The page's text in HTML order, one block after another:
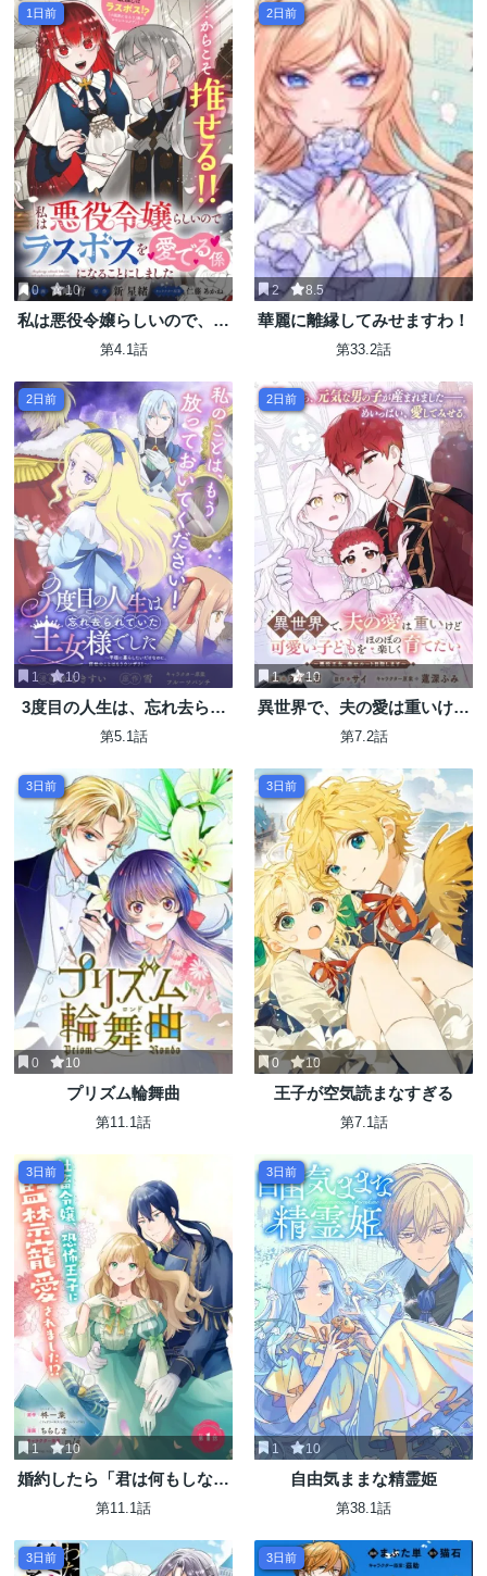
1日前
0 10
私は悪役令嬢らしいので、ラ
スボスを愛でる係になること
第4.1話
2日前
2 8.5
華麗に離縁してみせますわ！
第33.2話
2日前
1 10
3度目の人生は、忘れ去られ
ていた王女様でした〜平穏に
のことはもうウンザリ!〜
第5.1話
2日前
1 10
異世界で、夫の愛は重いけど
可愛い子どもをほのぼの楽し
ルート目指します～
第7.2話
3日前
0 10
プリズム輪舞曲
第11.1話
3日前
0 10
王子が空気読まなすぎる
第7.1話
3日前
1 10
婚約したら「君は何もしなく
ていい」と言われました 殿下
第11.1話
3日前
1 10
自由気ままな精霊姫
第38.1話
3日前 3日前